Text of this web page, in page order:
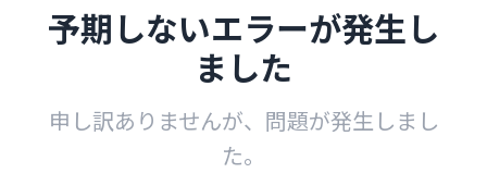
予期しないエラーが発生し
ました
申し訳ありませんが、問題が発生しまし
た。